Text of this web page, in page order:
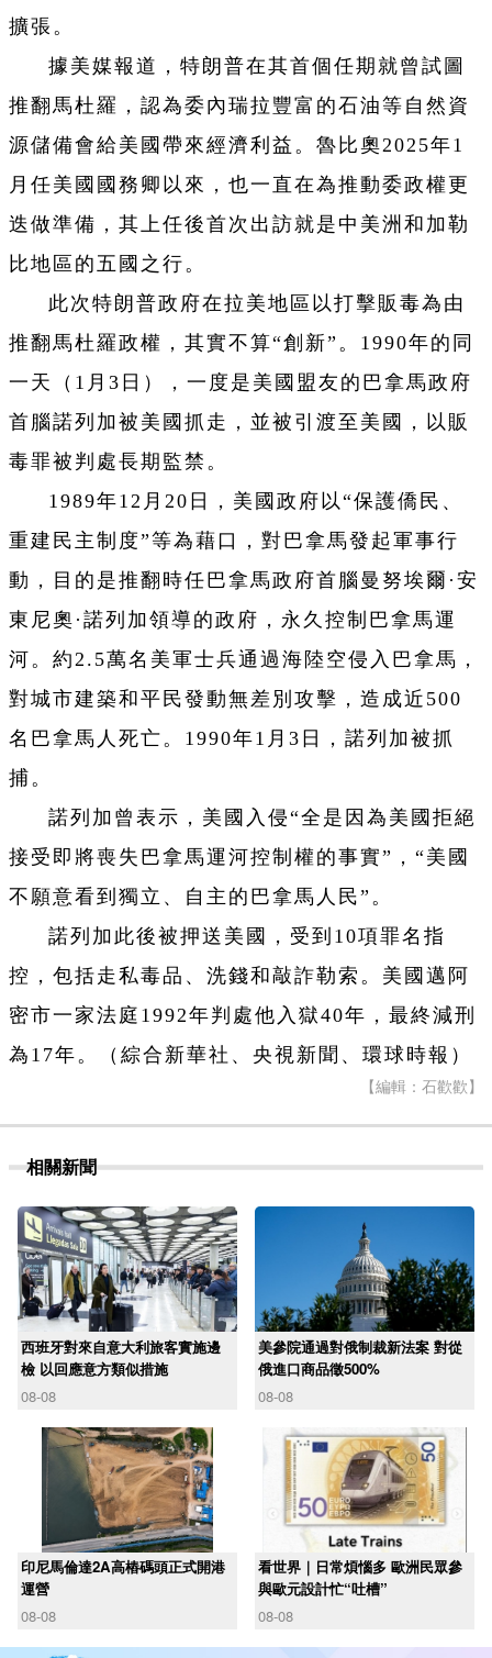
擴張。
據美媒報道，特朗普在其首個任期就曾試圖
推翻馬杜羅，認為委內瑞拉豐富的石油等自然資
源儲備會給美國帶來經濟利益。魯比奧2025年1
月任美國國務卿以來，也一直在為推動委政權更
迭做準備，其上任後首次出訪就是中美洲和加勒
比地區的五國之行。
此次特朗普政府在拉美地區以打擊販毒為由
推翻馬杜羅政權，其實不算“創新”。1990年的同
一天（1月3日），一度是美國盟友的巴拿馬政府
首腦諾列加被美國抓走，並被引渡至美國，以販
毒罪被判處長期監禁。
1989年12月20日，美國政府以“保護僑民、
重建民主制度”等為藉口，對巴拿馬發起軍事行
動，目的是推翻時任巴拿馬政府首腦曼努埃爾·安
東尼奧·諾列加領導的政府，永久控制巴拿馬運
河。約2.5萬名美軍士兵通過海陸空侵入巴拿馬，
對城市建築和平民發動無差別攻擊，造成近500
名巴拿馬人死亡。1990年1月3日，諾列加被抓
捕。
諾列加曾表示，美國入侵“全是因為美國拒絕
接受即將喪失巴拿馬運河控制權的事實”，“美國
不願意看到獨立、自主的巴拿馬人民”。
諾列加此後被押送美國，受到10項罪名指
控，包括走私毒品、洗錢和敲詐勒索。美國邁阿
密市一家法庭1992年判處他入獄40年，最終減刑
為17年。（綜合新華社、央視新聞、環球時報）
【編輯：石歡歡】
相關新聞
西班牙對來自意大利旅客實施邊
檢 以回應意方類似措施
08-08
美參院通過對俄制裁新法案 對從
俄進口商品徵500%
08-08
印尼馬倫達2A高樁碼頭正式開港
運營
08-08
看世界｜日常煩惱多 歐洲民眾參
與歐元設計忙“吐槽”
08-08